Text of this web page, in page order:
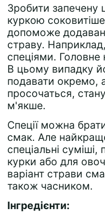
Зробити запечену
куркою
допоможе
страву.
спеціями.
В цьому випадку
подавати окремо,
просочаться,
м'якше.
Спеції можна
смак. Але
спеціальні суміші,
курки або для
варіант страви
також часником.
Інгредієнти: